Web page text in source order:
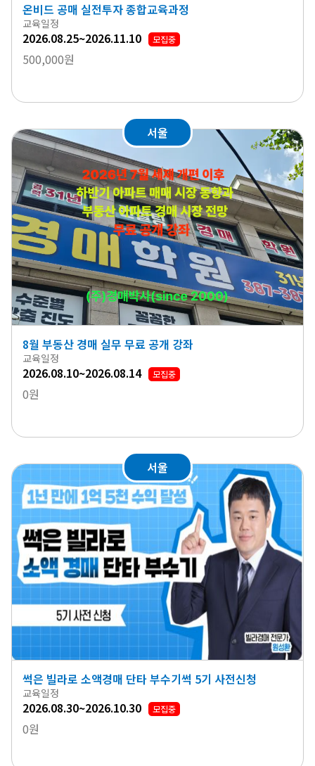
온비드 공매 실전투자 종합교육과정
교육일정
2026.08.25~2026.11.10 모집중
500,000원
서울
8월 부동산 경매 실무 무료 공개 강좌
교육일정
2026.08.10~2026.08.14 모집중
0원
서울
썩은 빌라로 소액경매 단타 부수기썩 5기 사전신청
교육일정
2026.08.30~2026.10.30 모집중
0원